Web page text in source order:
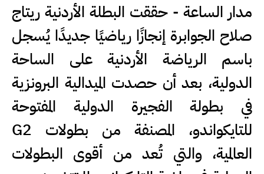
مدار الساعة - حققت البطلة الأردنية ريتاج
صلاح الجوابرة إنجازًا رياضيًا جديدًا يُسجل
باسم الرياضة الأردنية على الساحة
الدولية، بعد أن حصدت الميدالية البرونزية
في بطولة الفجيرة الدولية المفتوحة
للتايكواندو، المصنفة من بطولات G2
العالمية، والتي تُعد من أقوى البطولات